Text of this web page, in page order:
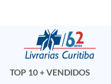
TOP 10 + VENDIDOS